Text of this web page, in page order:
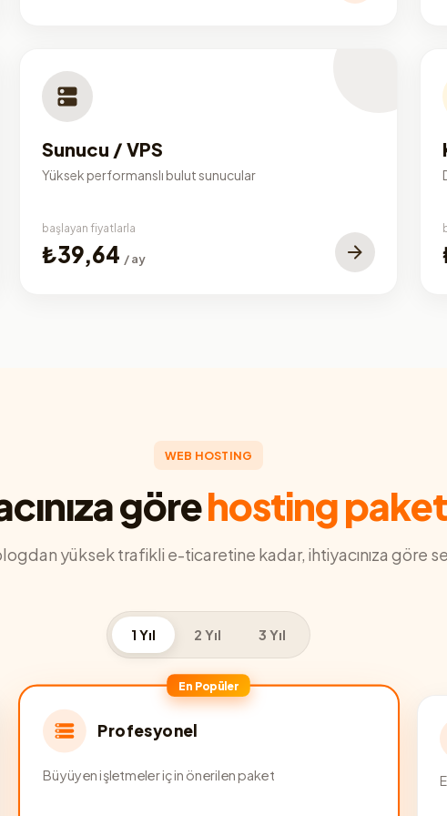
Sunucu / VPS
Yüksek performanslı bulut sunucular
başlayan fiyatlarla
₺39,64 / ay
WEB HOSTING
görehosting
yüksek trafikli e-ticaretine kadar, ihtiyacınıza göre
1 Yıl 2 Yıl 3 Yıl
En Popüler
Profesyonel
Büyüyen işletmeler için önerilen paket